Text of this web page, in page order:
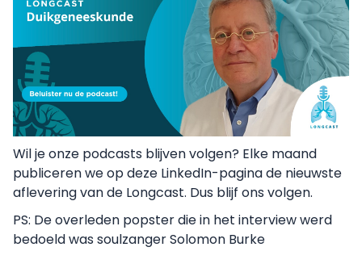
Wil je onze podcasts blijven volgen? Elke maand
publiceren we op deze LinkedIn-pagina de nieuwste
aflevering van de Longcast. Dus blijf ons volgen.
PS: De overleden popster die in het interview werd
bedoeld was soulzanger Solomon Burke